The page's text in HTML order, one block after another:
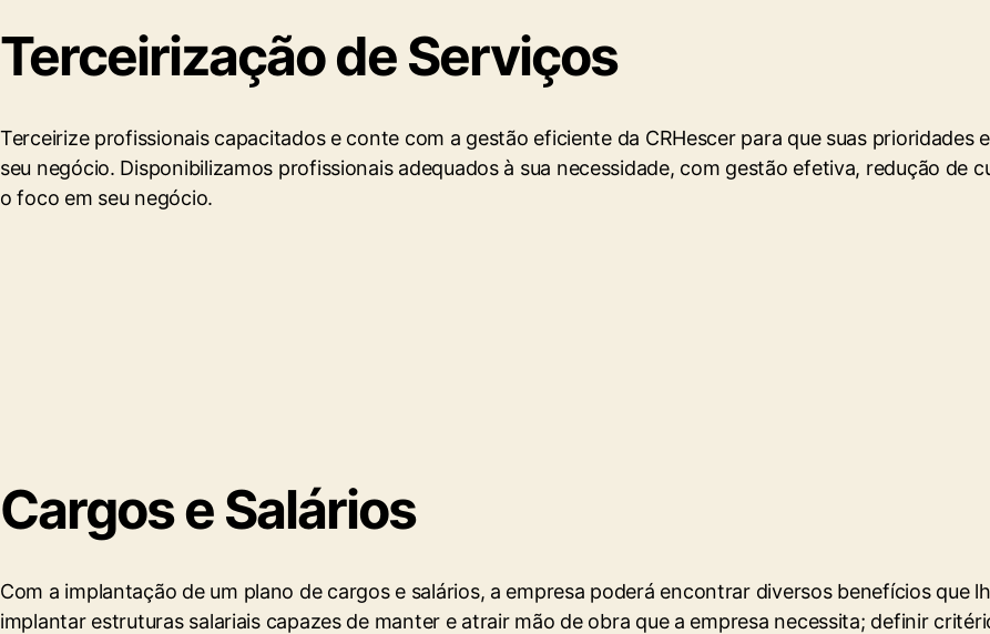
Terceirização de Serviços
Terceirize profissionais capacitados e conte com a gestão eficiente da CRHescer para que suas
seu negócio. Disponibilizamos profissionais adequados à sua necessidade, com gestão efetiva, redução de
o foco em seu negócio.
Cargos e Salários
Com a implantação de um plano de cargos e salários, a empresa poderá encontrar diversos benefícios que
implantar estruturas salariais capazes de manter e atrair mão de obra que a empresa necessita; definir